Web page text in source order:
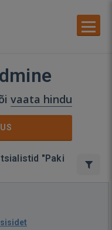
vaata hindu
"Paki